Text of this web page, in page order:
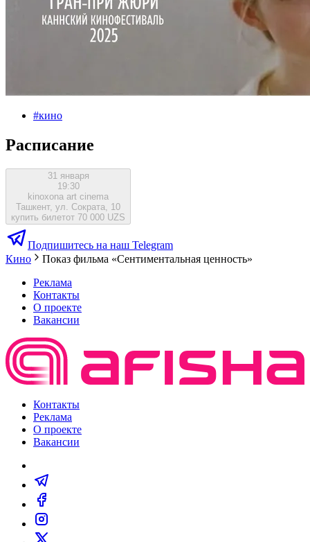
#кино
Расписание
31 января
19:30
kinoxona art cinema
Ташкент, ул. Сократа, 10
купить билетот 70 000 UZS
Подпишитесь на наш Telegram
Кино
Показ фильма «Сентиментальная ценность»
Реклама
Контакты
О проекте
Вакансии
Контакты
Реклама
О проекте
Вакансии